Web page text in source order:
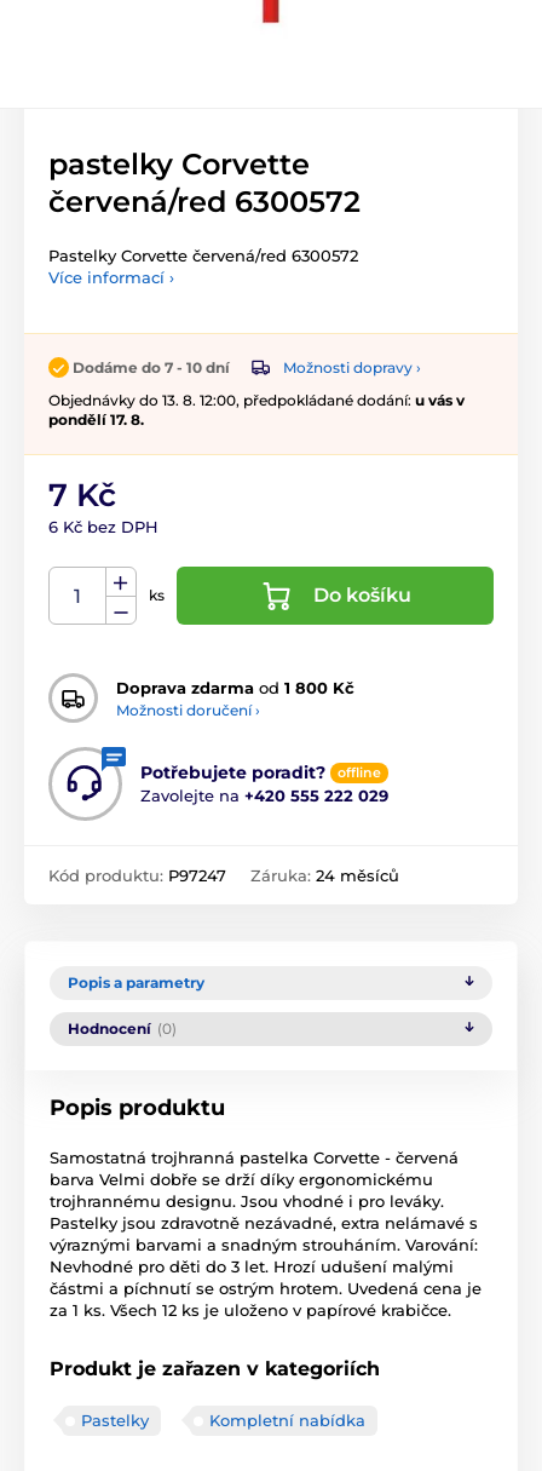
pastelky Corvette
červená/red 6300572
Pastelky Corvette červená/red 6300572
Více informací ›
Dodáme do 7 - 10 dní
Možnosti dopravy ›
Objednávky do 13. 8. 12:00, předpokládané dodání: u vás v
pondělí 17. 8.
7 Kč
6 Kč bez DPH
ks Do košíku
Doprava zdarma od 1 800 Kč
Možnosti doručení ›
Potřebujete poradit? offline
Zavolejte na +420 555 222 029
Kód produktu: P97247 Záruka: 24 měsíců
Popis a parametry
Hodnocení (0)
Popis produktu
Samostatná trojhranná pastelka Corvette - červená
barva Velmi dobře se drží díky ergonomickému
trojhrannému designu. Jsou vhodné i pro leváky.
Pastelky jsou zdravotně nezávadné, extra nelámavé s
výraznými barvami a snadným strouháním. Varování:
Nevhodné pro děti do 3 let. Hrozí udušení malými
částmi a píchnutí se ostrým hrotem. Uvedená cena je
za 1 ks. Všech 12 ks je uloženo v papírové krabičce.
Produkt je zařazen v kategoriích
Pastelky Kompletní nabídka